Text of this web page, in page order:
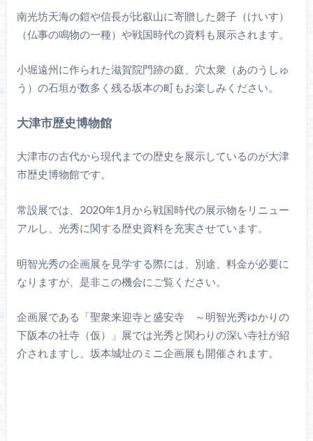
南光坊天海の鎧や信長が比叡山に寄贈した磬子（けいす）
（仏事の鳴物の一種）や戦国時代の資料も展示されます。
小堀遠州に作られた滋賀院門跡の庭、穴太衆（あのうしゅ
う）の石垣が数多く残る坂本の町もお楽しみください。
大津市歴史博物館
大津市の古代から現代までの歴史を展示しているのが大津
市歴史博物館です。
常設展では、2020年1月から戦国時代の展示物をリニュー
アルし、光秀に関する歴史資料を充実させています。
明智光秀の企画展を見学する際には、別途、料金が必要に
なりますが、是非この機会にご覧ください。
企画展である「聖衆来迎寺と盛安寺 ～明智光秀ゆかりの
下阪本の社寺（仮）」展では光秀と関わりの深い寺社が紹
介されますし、坂本城址のミニ企画展も開催されます。